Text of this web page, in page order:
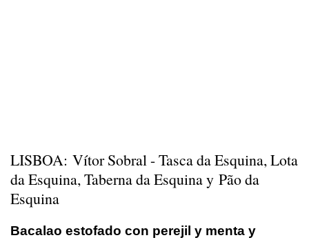
LISBOA: Vítor Sobral - Tasca da Esquina, Lota
da Esquina, Taberna da Esquina y Pão da
Esquina
Bacalao estofado con perejil y menta y